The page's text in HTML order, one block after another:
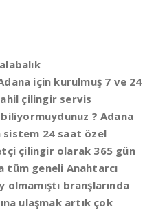
için kurulmuş 7 ve 24
çilingir servis
? Adana
sistem 24 saat özel
çilingir olarak 365 gün
tüm geneli Anahtarcı
branşlarında
ulaşmak artık çok